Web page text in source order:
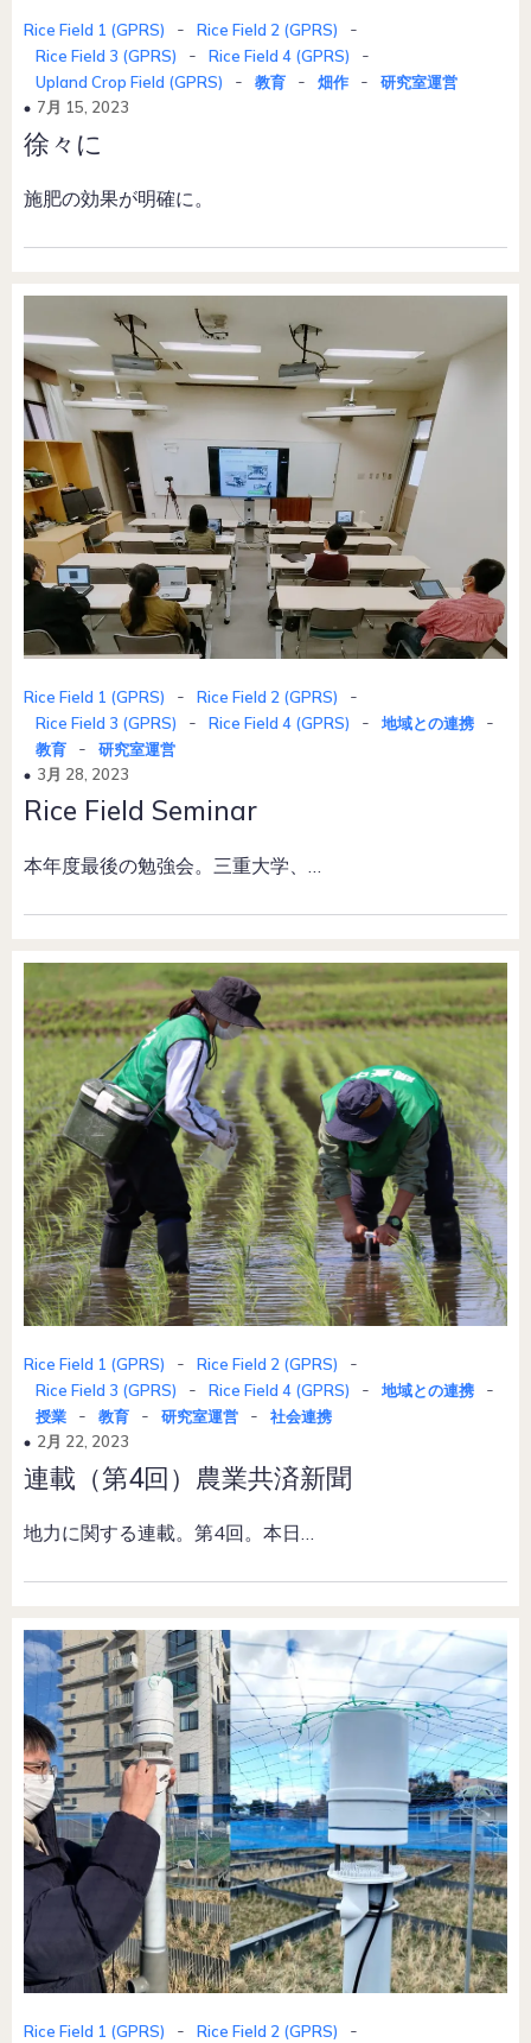
Rice Field 1 (GPRS) - Rice Field 2 (GPRS) -
Rice Field 3 (GPRS) - Rice Field 4 (GPRS) -
Upland Crop Field (GPRS) - 教育 - 畑作 -
研究室運営
7月 15, 2023
徐々に
施肥の効果が明確に。
Rice Field 1 (GPRS) - Rice Field 2 (GPRS) -
Rice Field 3 (GPRS) - Rice Field 4 (GPRS) - 地域との連携 -
教育 -
研究室運営
3月 28, 2023
Rice Field Seminar
本年度最後の勉強会。三重大学、…
Rice Field 1 (GPRS) - Rice Field 2 (GPRS) -
Rice Field 3 (GPRS) - Rice Field 4 (GPRS) - 地域との連携 -
授業 - 教育 - 研究室運営 -
社会連携
2月 22, 2023
連載（第4回）農業共済新聞
地力に関する連載。第4回。本日…
Rice Field 1 (GPRS) - Rice Field 2 (GPRS) -